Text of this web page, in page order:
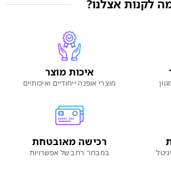
לקנות אצלנו?
איכות מוצר
מוצרי אופנה ייחודיים ואיכותיים
רכישה מאובטחת
במבחר רחב של אפשרויות